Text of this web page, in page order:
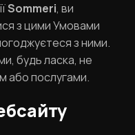
Sommeri, ви
з цими Умовами
з ними.
будь ласка, не
або послугами.